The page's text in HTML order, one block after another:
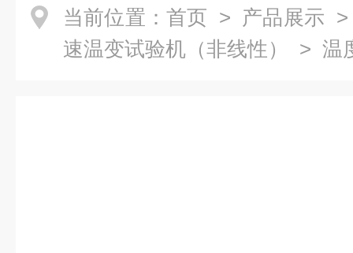
当前位置： 首页 > 产品展示
速温变试验机（非线性）
> 温